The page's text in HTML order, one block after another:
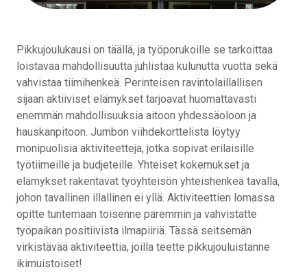
Pikkujoulukausi on täällä, ja työporukoille se tarkoittaa
loistavaa mahdollisuutta juhlistaa kulunutta vuotta sekä
vahvistaa tiimihenkeä. Perinteisen ravintolaillallisen
sijaan aktiiviset elämykset tarjoavat huomattavasti
enemmän mahdollisuuksia aitoon yhdessäoloon ja
hauskanpitoon. Jumbon viihdekorttelista löytyy
monipuolisia aktiviteetteja, jotka sopivat erilaisille
työtiimeille ja budjeteille. Yhteiset kokemukset ja
elämykset rakentavat työyhteisön yhteishenkeä tavalla,
johon tavallinen illallinen ei yllä. Aktiviteettien lomassa
opitte tuntemaan toisenne paremmin ja vahvistatte
työpaikan positiivista ilmapiiriä. Tässä seitsemän
virkistävää aktiviteettia, joilla teette pikkujouluistanne
ikimuistoiset!